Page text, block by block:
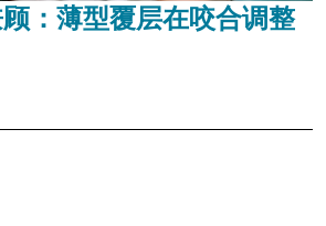
：薄型覆层在咬合调整